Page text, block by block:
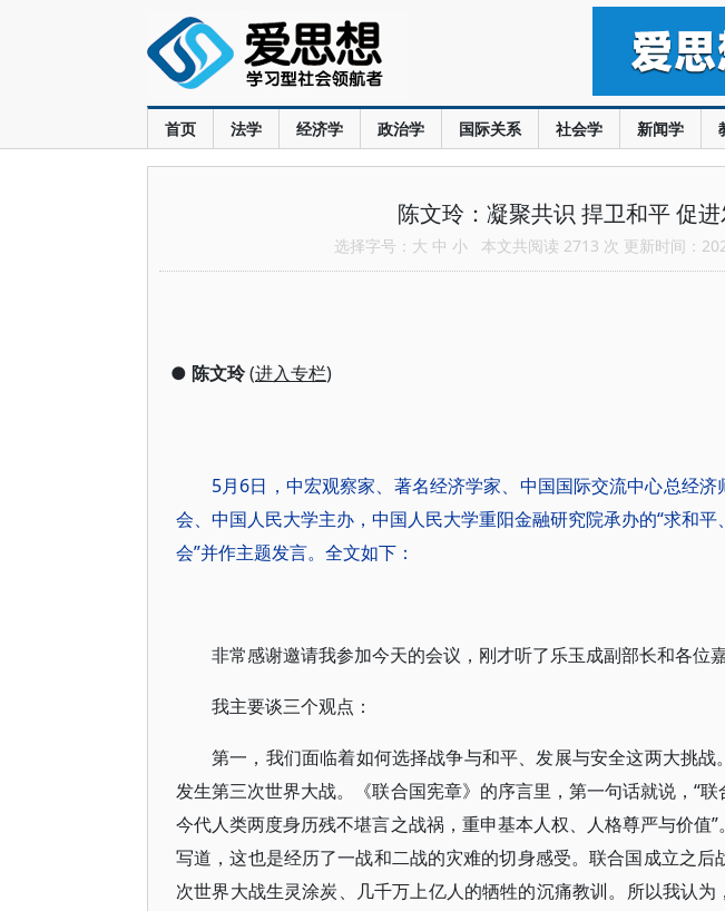
首页 法学 经济学 政治学 国际关系 社会学 新闻学
陈文玲：凝聚共识 捍卫和平 促进
选择字号： 大 中 小 本文共阅读 2713 次 更新时间：
● 陈文玲(进入专栏)
5月6日，中宏观察家、著名经济学家、中国国际交流中心总经
会、中国人民大学主办，中国人民大学重阳金融研究院承办的“求和
会”并作主题发言。全文如下：
非常感谢邀请我参加今天的会议，刚才听了乐玉成副部长和各位
我主要谈三个观点：
第一，我们面临着如何选择战争与和平、发展与安全这两大挑
发生第三次世界大战。《联合国宪章》的序言里，第一句话就说，“
今代人类两度身历残不堪言之战祸，重申基本人权、人格尊严与价值
写道，这也是经历了一战和二战的灾难的切身感受。联合国成立之
次世界大战生灵涂炭、几千万上亿人的牺牲的沉痛教训。所以我认